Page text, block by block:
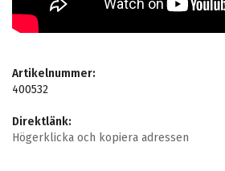
Artikelnummer:
400532
Direktlänk:
Högerklicka och kopiera adressen